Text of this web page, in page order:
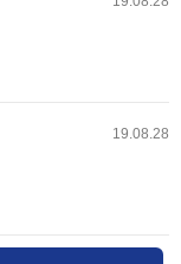
19.08.28